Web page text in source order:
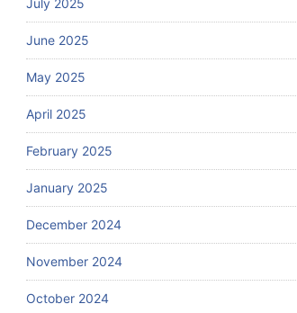
June 2025
May 2025
April 2025
February 2025
January 2025
December 2024
November 2024
October 2024